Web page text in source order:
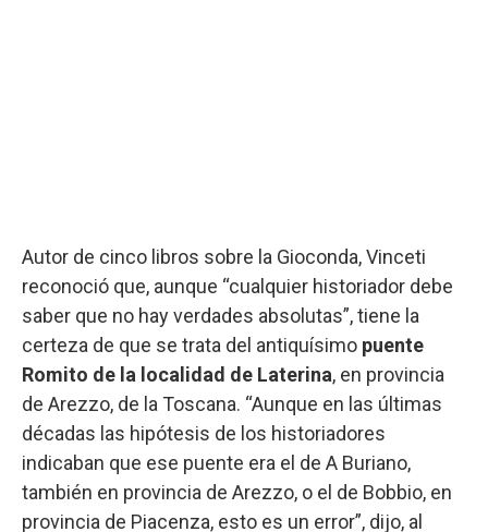
Autor de cinco libros sobre la Gioconda, Vinceti
reconoció que, aunque “cualquier historiador debe
saber que no hay verdades absolutas”, tiene la
certeza de que se trata del antiquísimo puente
Romito de la localidad de Laterina, en provincia
de Arezzo, de la Toscana. “Aunque en las últimas
décadas las hipótesis de los historiadores
indicaban que ese puente era el de A Buriano,
también en provincia de Arezzo, o el de Bobbio, en
provincia de Piacenza, esto es un error”, dijo, al